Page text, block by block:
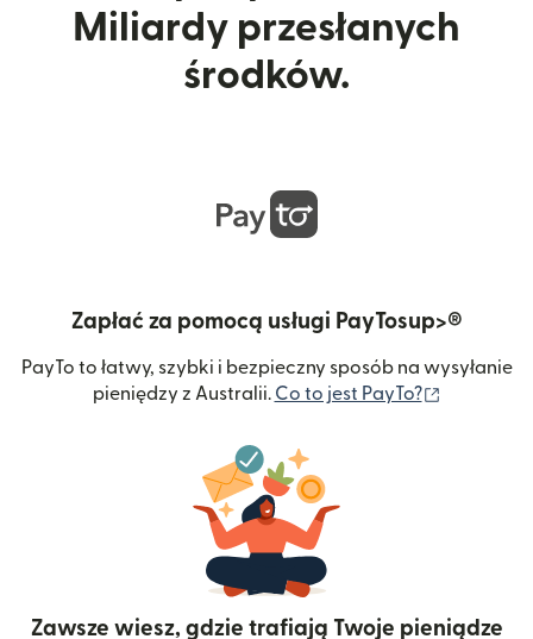
Miliardy przesłanych
środków.
Zapłać za pomocą usługi PayTosup>®
PayTo to łatwy, szybki i bezpieczny sposób na wysyłanie
pieniędzy z Australii. Co to jest PayTo?
Zawsze wiesz, gdzie trafiają Twoje pieniądze